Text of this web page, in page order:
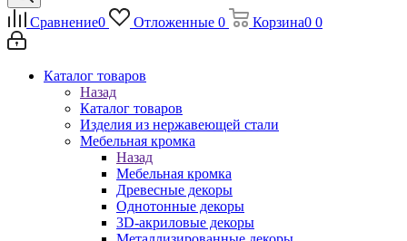
Сравнение0 Отложенные 0 Корзина0 0
Каталог товаров
Назад
Каталог товаров
Изделия из нержавеющей стали
Мебельная кромка
Назад
Мебельная кромка
Древесные декоры
Однотонные декоры
3D-акриловые декоры